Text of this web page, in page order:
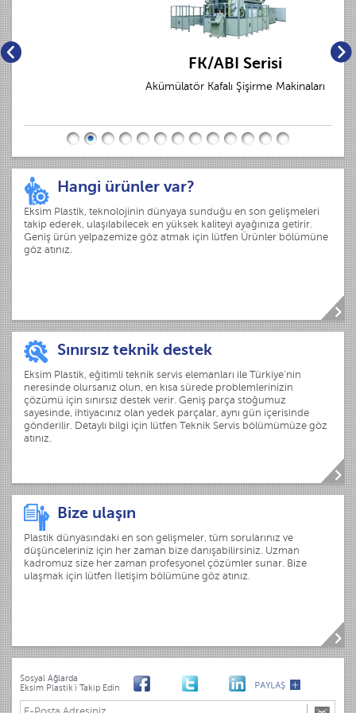
FK/ABI Serisi
Akümülatör Kafalı Şişirme Makinaları
Hangi ürünler var?
Eksim Plastik, teknolojinin dünyaya sunduğu en son gelişmeleri
takip ederek, ulaşılabilecek en yüksek kaliteyi ayağınıza getirir.
Geniş ürün yelpazemize göz atmak için lütfen Ürünler bölümüne
göz atınız.
Sınırsız teknik destek
Eksim Plastik, eğitimli teknik servis elemanları ile Türkiye'nin
neresinde olursanız olun, en kısa sürede problemlerinizin
çözümü için sınırsız destek verir. Geniş parça stoğumuz
sayesinde, ihtiyacınız olan yedek parçalar, aynı gün içerisinde
gönderilir. Detaylı bilgi için lütfen Teknik Servis bölümümüze göz
atınız.
Bize ulaşın
Plastik dünyasındaki en son gelişmeler, tüm sorularınız ve
düşünceleriniz için her zaman bize danışabilirsiniz. Uzman
kadromuz size her zaman profesyonel çözümler sunar. Bize
ulaşmak için lütfen İletişim bölümüne göz atınız.
Sosyal Ağlarda
Eksim Plastik'i Takip Edin